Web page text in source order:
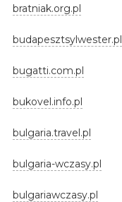
bratniak.org.pl
budapesztsylwester.pl
bugatti.com.pl
bukovel.info.pl
bulgaria.travel.pl
bulgaria-wczasy.pl
bulgariawczasy.pl